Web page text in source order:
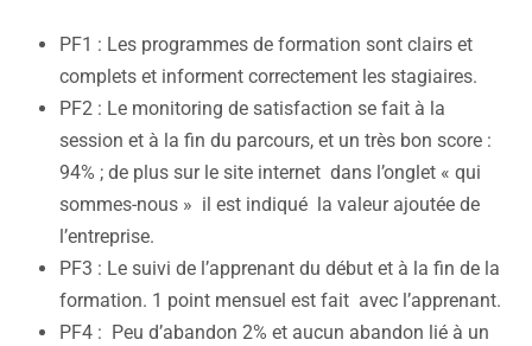
PF1 : Les programmes de formation sont clairs et
complets et informent correctement les stagiaires.
PF2 : Le monitoring de satisfaction se fait à la
session et à la fin du parcours, et un très bon score :
94% ; de plus sur le site internet dans l’onglet « qui
sommes-nous » il est indiqué la valeur ajoutée de
l’entreprise.
PF3 : Le suivi de l’apprenant du début et à la fin de la
formation. 1 point mensuel est fait avec l’apprenant.
PF4 : Peu d’abandon 2% et aucun abandon lié à un